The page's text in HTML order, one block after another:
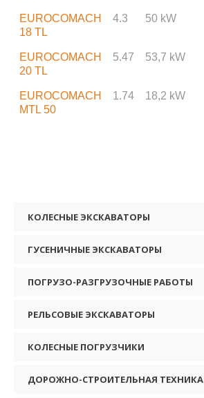
EUROCOMACH
18 TL
4.3 50 kW
EUROCOMACH
20 TL
5.47 53,7 kW
EUROCOMACH
MTL 50
1.74 18,2 kW
КОЛЕСНЫЕ ЭКСКАВАТОРЫ
ГУСЕНИЧНЫЕ ЭКСКАВАТОРЫ
ПОГРУЗО-РАЗГРУЗОЧНЫЕ РАБОТЫ
РЕЛЬСОВЫЕ ЭКСКАВАТОРЫ
КОЛЕСНЫЕ ПОГРУЗЧИКИ
ДОРОЖНО-СТРОИТЕЛЬНАЯ ТЕХНИКА